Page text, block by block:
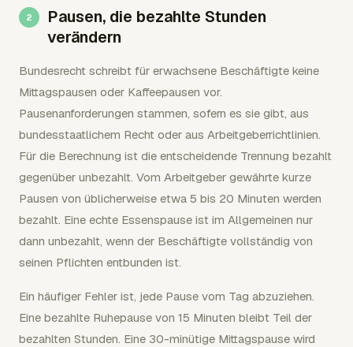
Pausen, die bezahlte Stunden
verändern
Bundesrecht schreibt für erwachsene Beschäftigte keine
Mittagspausen oder Kaffeepausen vor.
Pausenanforderungen stammen, sofern es sie gibt, aus
bundesstaatlichem Recht oder aus Arbeitgeberrichtlinien.
Für die Berechnung ist die entscheidende Trennung bezahlt
gegenüber unbezahlt. Vom Arbeitgeber gewährte kurze
Pausen von üblicherweise etwa 5 bis 20 Minuten werden
bezahlt. Eine echte Essenspause ist im Allgemeinen nur
dann unbezahlt, wenn der Beschäftigte vollständig von
seinen Pflichten entbunden ist.
Ein häufiger Fehler ist, jede Pause vom Tag abzuziehen.
Eine bezahlte Ruhepause von 15 Minuten bleibt Teil der
bezahlten Stunden. Eine 30-minütige Mittagspause wird